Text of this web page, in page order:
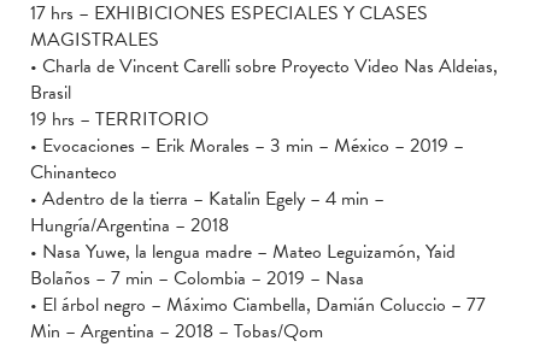
17 hrs – EXHIBICIONES ESPECIALES Y CLASES
MAGISTRALES
• Charla de Vincent Carelli sobre Proyecto Video Nas Aldeias,
Brasil
19 hrs – TERRITORIO
• Evocaciones – Erik Morales – 3 min – México – 2019 –
Chinanteco
• Adentro de la tierra – Katalin Egely – 4 min –
Hungría/Argentina – 2018
• Nasa Yuwe, la lengua madre – Mateo Leguizamón, Yaid
Bolaños – 7 min – Colombia – 2019 – Nasa
• El árbol negro – Máximo Ciambella, Damián Coluccio – 77
Min – Argentina – 2018 – Tobas/Qom